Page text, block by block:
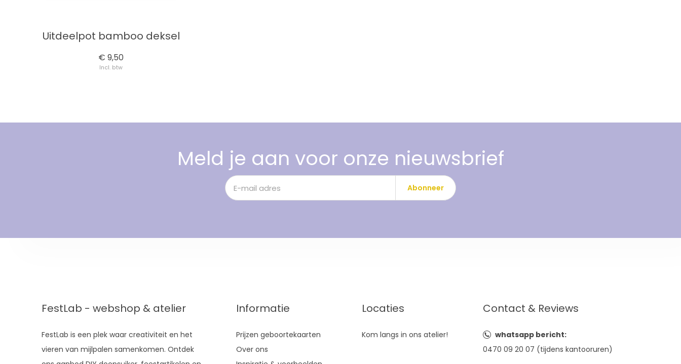
Uitdeelpot bamboo deksel
€ 9,50
Incl. btw
Meld je aan voor onze nieuwsbrief
Abonneer
FestLab - webshop & atelier
FestLab is een plek waar creativiteit en het
vieren van mijlpalen samenkomen. Ontdek
Informatie
Prijzen geboortekaarten
Over ons
Locaties
Kom langs in ons atelier!
Contact & Reviews
whatsapp bericht:
0470 09 20 07 (tijdens kantooruren)